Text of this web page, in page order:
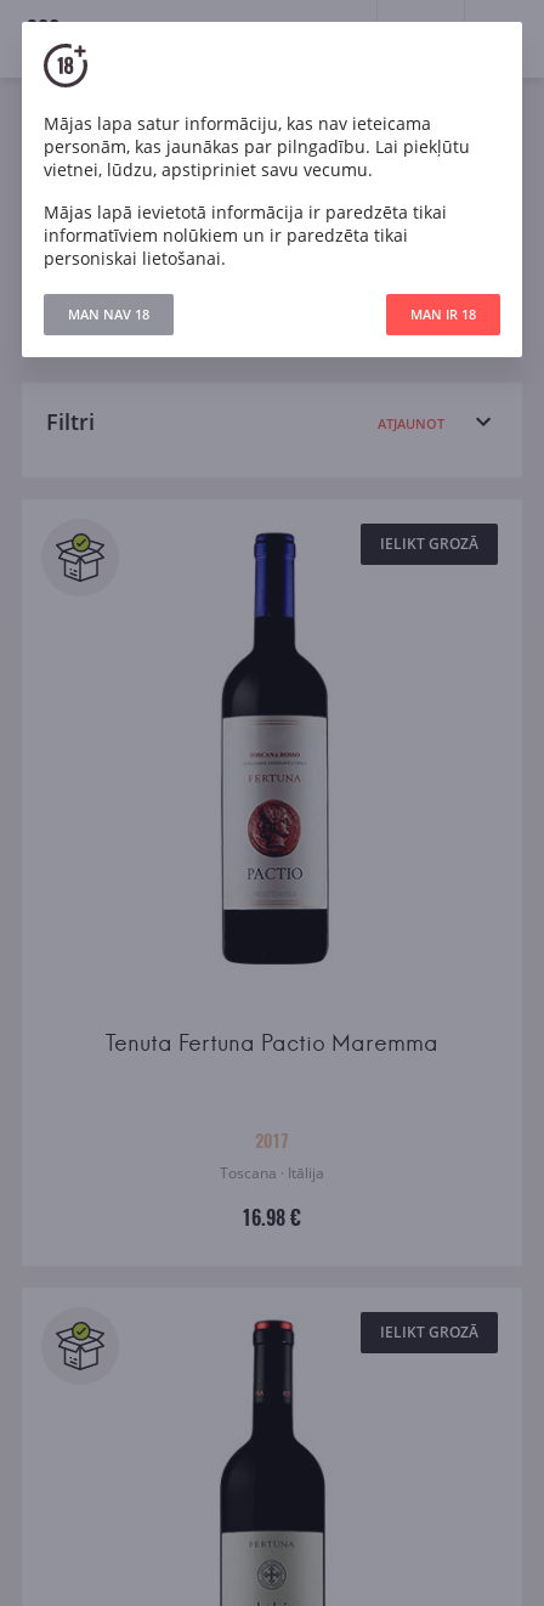
18+
Itālija Cabernet Sauvignon Chardonnay
Malbec Pinot Noir Riesling
Sauvignon Blanc
Pussalds
Filtri ATJAUNOT
Visi IELIKT GROZĀ
Tenuta Fertuna Pactio Maremma
2017
Toscana · Itālija
16.98 €
IELIKT GROZĀ
Mājas lapa satur informāciju, kas nav ieteicama
personām, kas jaunākas par pilngadību. Lai piekļūtu
vietnei, lūdzu, apstipriniet savu vecumu.
Mājas lapā ievietotā informācija ir paredzēta tikai
informatīviem nolūkiem un ir paredzēta tikai
personiskai lietošanai.
MAN NAV 18 MAN IR 18